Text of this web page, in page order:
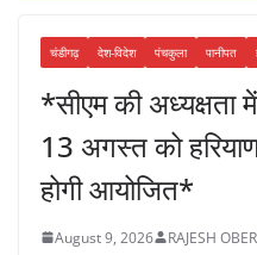
चंडीगढ़ देश-विदेश पंचकुला पानीपत
*सीएम की अध्यक्षता
13 अगस्त को
होगी आयोजित*
August 9, 2026 RAJESH